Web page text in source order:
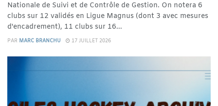
Nationale de Suivi et de Contrôle de Gestion. On notera 6
clubs sur 12 validés en Ligue Magnus (dont 3 avec mesures
d'encadrement), 11 clubs sur 16...
PAR MARC BRANCHU 17 JUILLET 2026